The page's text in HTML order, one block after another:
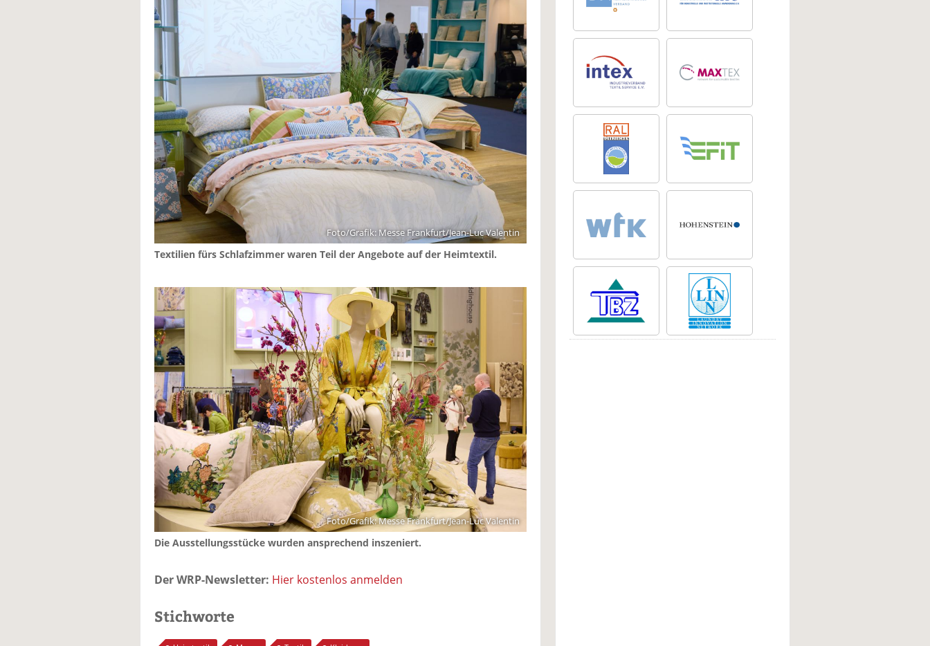
Foto/Grafik: Messe Frankfurt/Jean-Luc Valentin
Textilien fürs Schlafzimmer waren Teil der Angebote auf der Heimtextil.
Foto/Grafik: Messe Frankfurt/Jean-Luc Valentin
Die Ausstellungsstücke wurden ansprechend inszeniert.
Der WRP-Newsletter: Hier kostenlos anmelden
Stichworte